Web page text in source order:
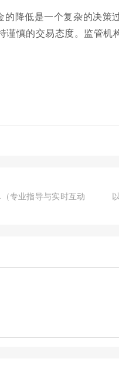
的降低是一个复杂的决
谨慎的交易态度。监管
专业指导与实时互动